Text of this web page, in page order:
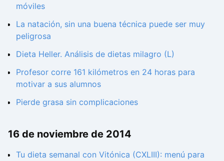
móviles
La natación, sin una buena técnica puede ser muy
peligrosa
Dieta Heller. Análisis de dietas milagro (L)
Profesor corre 161 kilómetros en 24 horas para
motivar a sus alumnos
Pierde grasa sin complicaciones
16 de noviembre de 2014
Tu dieta semanal con Vitónica (CXLIII): menú para